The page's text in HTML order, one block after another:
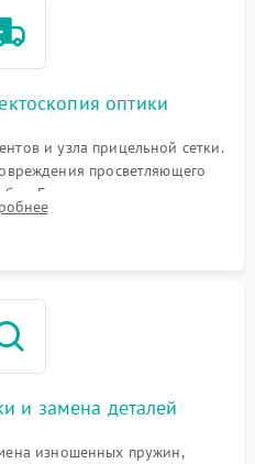
оптики
и узла прицельной сетки.
просветляющего
Бережная очистка стекол
гравированной
и замена деталей
изношенных пружин,